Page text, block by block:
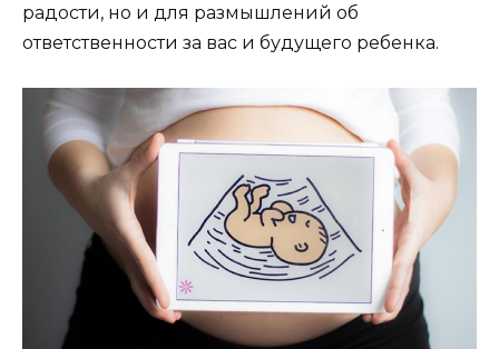
радости, но и для размышлений об
ответственности за вас и будущего ребенка.